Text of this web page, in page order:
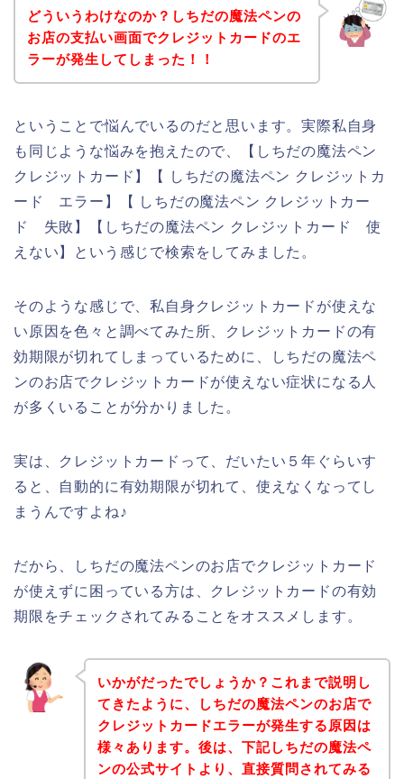
どういうわけなのか？しちだの魔法ペンの
お店の支払い画面でクレジットカードのエ
ラーが発生してしまった！！
ということで悩んでいるのだと思います。実際私自身
も同じような悩みを抱えたので、【しちだの魔法ペン
クレジットカード】【 しちだの魔法ペン クレジットカ
ード エラー】【 しちだの魔法ペン クレジットカー
ド 失敗】【しちだの魔法ペン クレジットカード 使
えない】という感じで検索をしてみました。
そのような感じで、私自身クレジットカードが使えな
い原因を色々と調べてみた所、クレジットカードの有
効期限が切れてしまっているために、しちだの魔法ペ
ンのお店でクレジットカードが使えない症状になる人
が多くいることが分かりました。
実は、クレジットカードって、だいたい５年ぐらいす
ると、自動的に有効期限が切れて、使えなくなってし
まうんですよね♪
だから、しちだの魔法ペンのお店でクレジットカード
が使えずに困っている方は、クレジットカードの有効
期限をチェックされてみることをオススメします。
いかがだったでしょうか？これまで説明し
てきたように、しちだの魔法ペンのお店で
クレジットカードエラーが発生する原因は
様々あります。後は、下記しちだの魔法ペ
ンの公式サイトより、直接質問されてみる